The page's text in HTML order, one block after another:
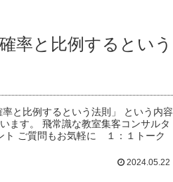
率と比例するという
と比例するという法則」 という内容
ます。 飛常識な教室集客コンサルタ
ト ご質問もお気軽に １：１トーク
2024.05.22